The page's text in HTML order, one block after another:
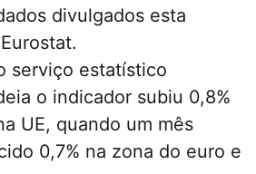
divulgados esta
serviço estatístico
o indicador subiu 0,8%
UE, quando um mês
0,7% na zona do euro e